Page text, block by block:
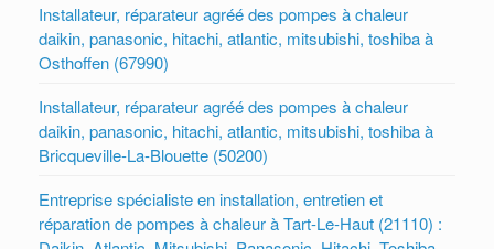
Installateur, réparateur agréé des pompes à chaleur
daikin, panasonic, hitachi, atlantic, mitsubishi, toshiba à
Osthoffen (67990)
Installateur, réparateur agréé des pompes à chaleur
daikin, panasonic, hitachi, atlantic, mitsubishi, toshiba à
Bricqueville-La-Blouette (50200)
Entreprise spécialiste en installation, entretien et
réparation de pompes à chaleur à Tart-Le-Haut (21110) :